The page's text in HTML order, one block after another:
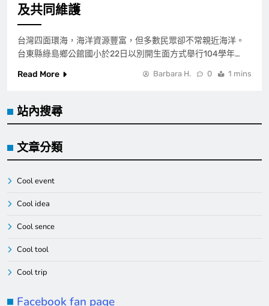
及共同維護
台灣四面環海，海洋資源豐富，但多數民眾卻不常親近海洋。
台東縣綠島鄉公館國小於22日以別開生面方式舉行104學年…
Read More
Barbara H. 0 1 mins
站內搜尋
文章分類
Cool event
Cool idea
Cool sence
Cool tool
Cool trip
Facebook fan page